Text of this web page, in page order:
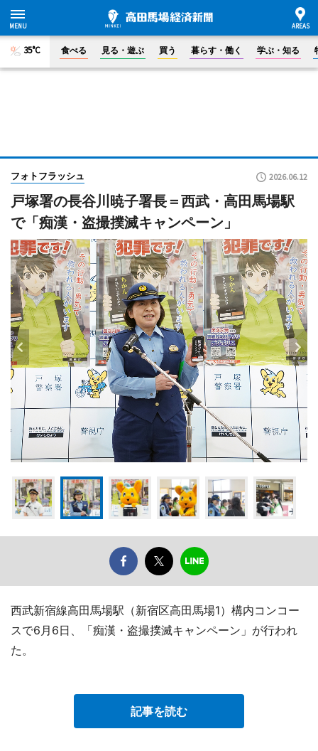
35°C 食べる 見る・遊ぶ 買う 暮らす・働く 学ぶ・知る
フォトフラッシュ 2026.06.12
戸塚署の長谷川暁子署長＝西武・高田馬場駅
で「痴漢・盗撮撲滅キャンペーン」
西武新宿線高田馬場駅（新宿区高田馬場1）構内コンコー
スで6月6日、「痴漢・盗撮撲滅キャンペーン」が行われ
た。
記事を読む